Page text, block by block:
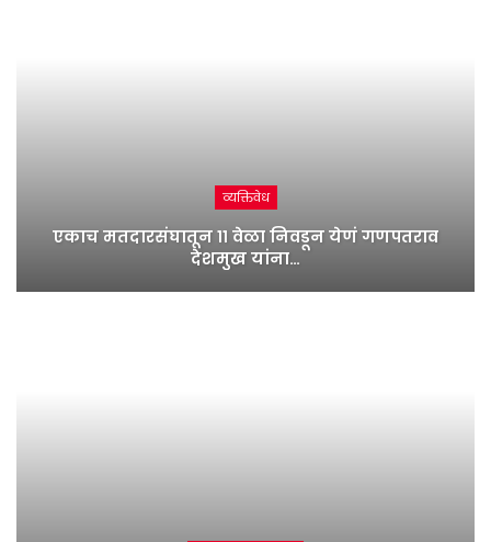
व्यक्तिवेध
एकाच मतदारसंघातून ११ वेळा निवडून येणं गणपतराव
देशमुख यांना…